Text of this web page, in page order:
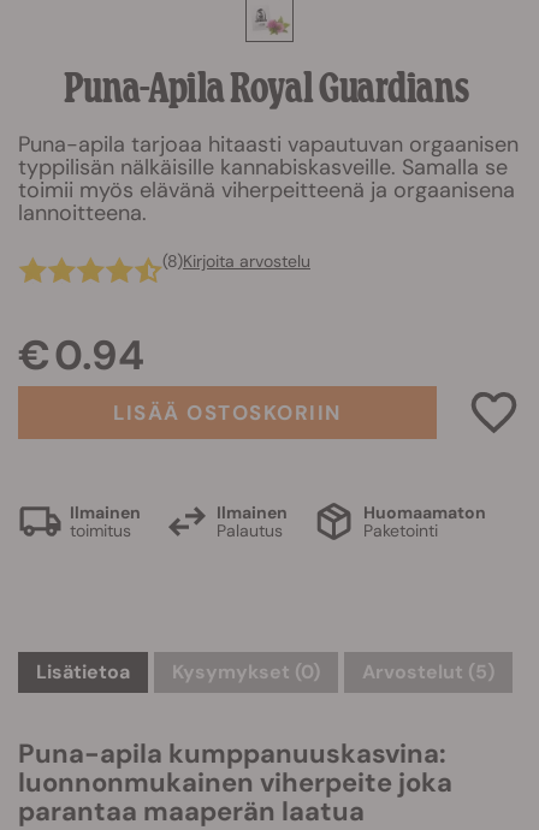
Puna-Apila Royal Guardians
Puna-apila tarjoaa hitaasti vapautuvan orgaanisen
typpilisän nälkäisille kannabiskasveille. Samalla se
toimii myös elävänä viherpeitteenä ja orgaanisena
lannoitteena.
(8)Kirjoita arvostelu
€ 0.94
LISÄÄ OSTOSKORIIN
Ilmainen
toimitus
Ilmainen
Palautus
Huomaamaton
Paketointi
Lisätietoa Kysymykset (0) Arvostelut (5)
Puna-apila kumppanuuskasvina:
luonnonmukainen viherpeite joka
parantaa maaperän laatua